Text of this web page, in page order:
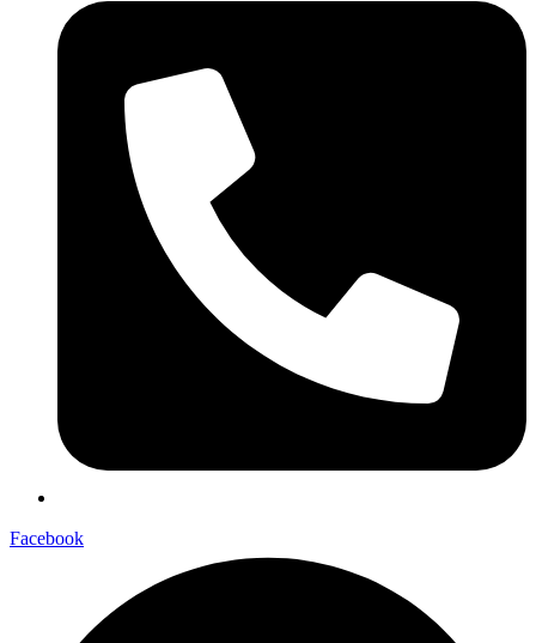
Facebook